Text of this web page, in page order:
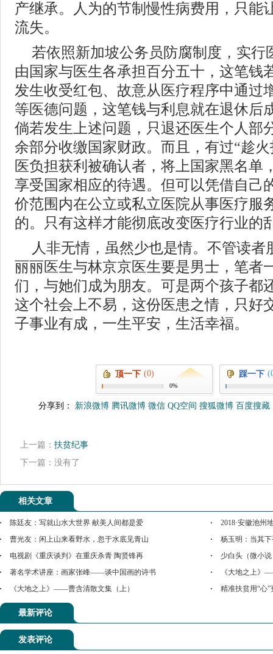
产继承。人为的节制慢性病费用，只能
流失。
若依照新加坡公务员防腐制度，实行
由国家与医生各承担百分五十，这笔钱
发生收受红包、故意从医疗程序中通过
等医德问题，这笔钱与利息就在退休后
倘若发生上述问题，只退还医生个人部
余部分收缴国家财政。而且，有过“趁
医负担获利被确认者，将上国家黑名单
享受国家相应的待遇。但可以凭借自己
价范围内在公立或私立医院从事医疗服
的。只有这样才能彻底改变医疗行业的
人非无情，虽然少也是情。不管读
丽丽医生与林京京医生要是男士，笔者
们，与她们成为朋友。可是两个孩子都
这个社会上不易，这份医患之情，只好
子事业有成，一生平安，生活幸福。
顶一下 (0)
0%
踩一下
分享到： 新浪微博 腾讯微博 微信 QQ空间 搜狐微博 百度搜藏
上一篇： 扶贫纪事
下一篇：没有了
相关文章
陈廷友：写就山水大世界 献美人间都是爱
2018·安徽池州
曹光友：闲上山来看野水，忽于水底见青山
杨玉明：当其
电视剧《重庆谈判》在重庆杀青 陶贤锋再
少白头（微小
著名学术讲座：画家张峰——谈中国画的诗书
《大地之上》
《大地之上》——曹含清散文集（上）
精准扶贫用“心”
最新评论
发表评论